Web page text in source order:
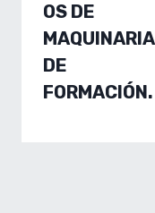
OS DE
MAQUINARIA
DE
FORMACIÓN.